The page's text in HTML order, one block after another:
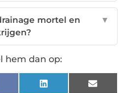
mortel en
▼
hem dan op:
LinkedIn Email